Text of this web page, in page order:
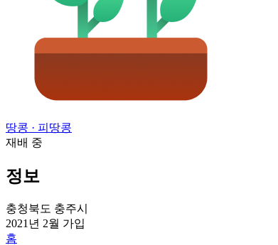
땅콩 · 피땅콩
재배 중
정보
충청북도 충주시
2021년 2월 가입
홈